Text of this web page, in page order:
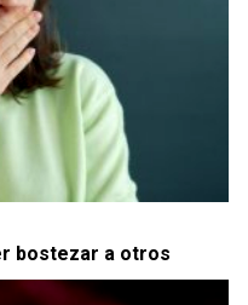
bostezar a otros